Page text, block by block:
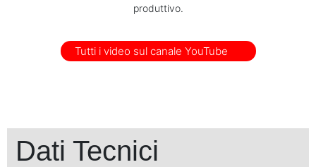
produttivo.
Tutti i video sul canale YouTube
Dati Tecnici